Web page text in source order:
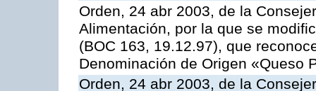
Orden, 24 abr 2003, de la
Alimentación, por la que se
(BOC 163, 19.12.97), que
Denominación de Origen «Queso
Orden, 24 abr 2003, de la